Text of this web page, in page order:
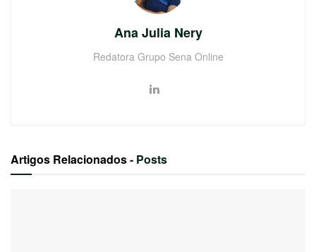
Ana Julia Nery
Redatora Grupo Sena Online
Artigos Relacionados- Posts